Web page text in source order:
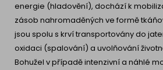
energie (hladovění), dochází k
zásob nahromaděných ve formě
jsou spolu s krví transportovány do
oxidaci (spalování) a uvolňování
Bohužel v případě intenzivní a náhlé